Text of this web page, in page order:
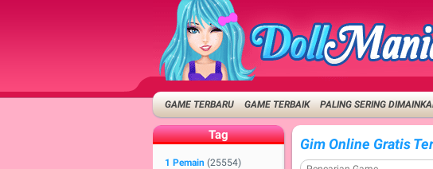
GAME TERBARU GAME TERBAIK PALING SERING
Tag
1 Pemain (25554)
Gim Online Gratis